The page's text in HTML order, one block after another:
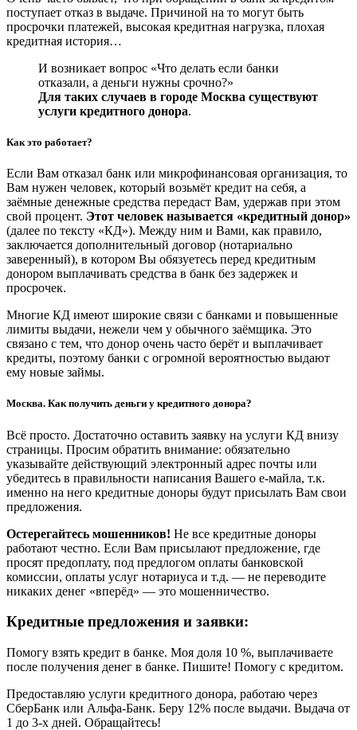
поступает отказ в выдаче. Причиной на то могут быть
просрочки платежей, высокая кредитная нагрузка, плохая
кредитная история…
И возникает вопрос «Что делать если банки
отказали, а деньги нужны срочно?»
Для таких случаев в городе Москва существуют
услуги кредитного донора.
Как это работает?
Если Вам отказал банк или микрофинансовая организация, то
Вам нужен человек, который возьмёт кредит на себя, а
заёмные денежные средства передаст Вам, удержав при этом
свой процент. Этот человек называется «кредитный донор»
(далее по тексту «КД»). Между ним и Вами, как правило,
заключается дополнительный договор (нотариально
заверенный), в котором Вы обязуетесь перед кредитным
донором выплачивать средства в банк без задержек и
просрочек.
Многие КД имеют широкие связи с банками и повышенные
лимиты выдачи, нежели чем у обычного заёмщика. Это
связано с тем, что донор очень часто берёт и выплачивает
кредиты, поэтому банки с огромной вероятностью выдают
ему новые займы.
Москва. Как получить деньги у кредитного донора?
Всё просто. Достаточно оставить заявку на услуги КД внизу
страницы. Просим обратить внимание: обязательно
указывайте действующий электронный адрес почты или
убедитесь в правильности написания Вашего е-майла, т.к.
именно на него кредитные доноры будут присылать Вам свои
предложения.
Остерегайтесь мошенников! Не все кредитные доноры
работают честно. Если Вам присылают предложение, где
просят предоплату, под предлогом оплаты банковской
комиссии, оплаты услуг нотариуса и т.д. — не переводите
никаких денег «вперёд» — это мошенничество.
Кредитные предложения и заявки:
Помогу взять кредит в банке. Моя доля 10 %, выплачиваете
после получения денег в банке. Пишите! Помогу с кредитом.
Предоставляю услуги кредитного донора, работаю через
СберБанк или Альфа-Банк. Беру 12% после выдачи. Выдача от
1 до 3-х дней. Обращайтесь!